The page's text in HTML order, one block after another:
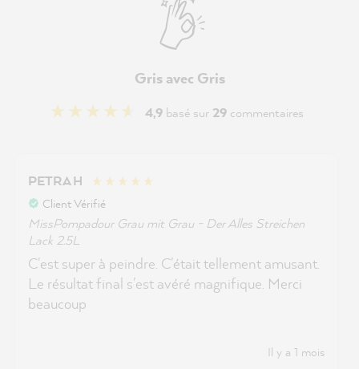
Gris avec Gris
4,9 basé sur 29 commentaires
PETRA H
Client Vérifié
MissPompadour Grau mit Grau - Der Alles Streichen
Lack 2.5L
C'est super à peindre. C'était tellement amusant.
Le résultat final s'est avéré magnifique. Merci
beaucoup
Il y a 1 mois